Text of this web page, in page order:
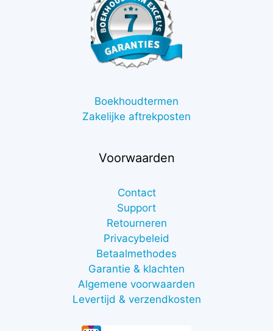
Boekhoudtermen
Zakelijke aftrekposten
Voorwaarden
Contact
Support
Retourneren
Privacybeleid
Betaalmethodes
Garantie & klachten
Algemene voorwaarden
Levertijd & verzendkosten